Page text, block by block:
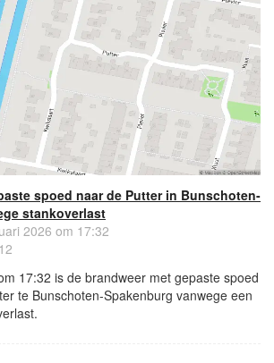
spoed naar de Putter in Bunschoten-
stankoverlast
2026 om 17:32
17:32 is de brandweer met gepaste spoed
te Bunschoten-Spakenburg vanwege een